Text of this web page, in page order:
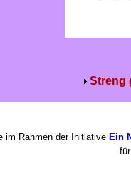
Streng
im Rahmen der Initiative Ein